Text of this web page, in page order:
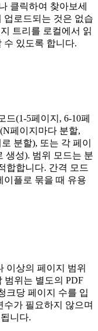
클릭하여 찾아보세
업로드되는 것은 없습
트리를 로컬에서 읽
수 있도록 합니다.
(1-5페이지, 6-10페
페이지마다 분할,
분할), 또는 각 페이
생성). 범위 모드는 분
합합니다. 간격 모드
이플로 묶을 때 유용
이상의 페이지 범위
범위는 별도의 PDF
크당 페이지 수를 입
가 필요하지 않으며
니다.